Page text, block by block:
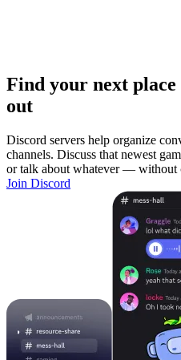
Find your next
out
Discord servers help organize
channels. Discuss that newest
or talk about whatever — without
Join Discord